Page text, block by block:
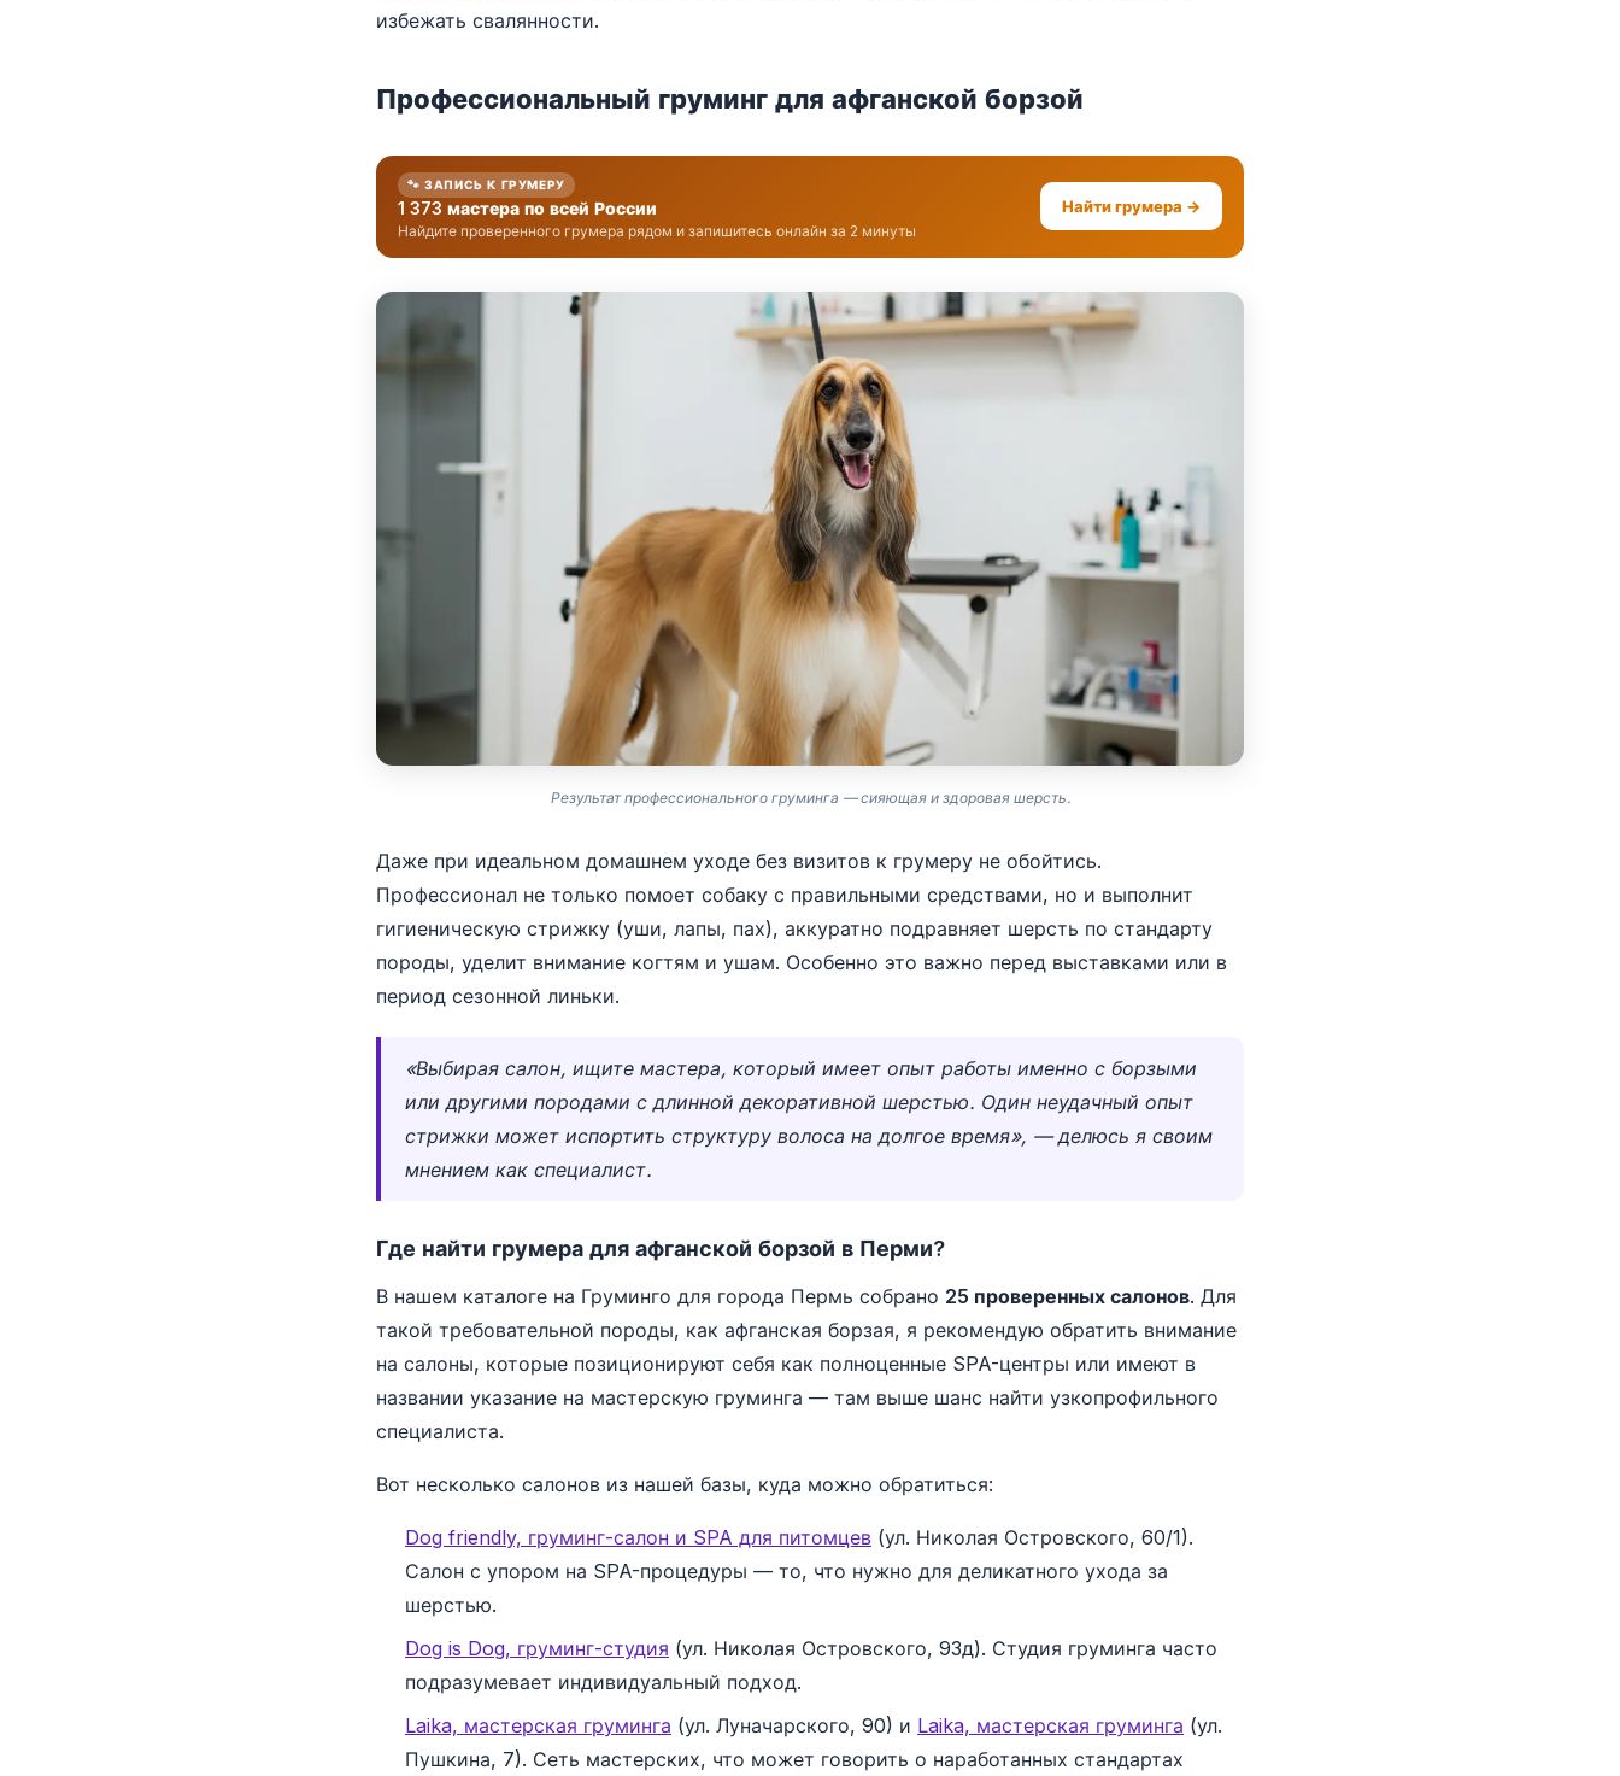
избежать свалянности.
Профессиональный груминг для афганской борзой
🐾 ЗАПИСЬ К ГРУМЕРУ
1 373 мастера по всей России
Найдите проверенного грумера рядом и запишитесь онлайн за 2 минуты
Найти грумера →
Результат профессионального груминга — сияющая и здоровая шерсть.
Даже при идеальном домашнем уходе без визитов к грумеру не обойтись.
Профессионал не только помоет собаку с правильными средствами, но и выполнит
гигиеническую стрижку (уши, лапы, пах), аккуратно подравняет шерсть по стандарту
породы, уделит внимание когтям и ушам. Особенно это важно перед выставками или в
период сезонной линьки.
«Выбирая салон, ищите мастера, который имеет опыт работы именно с борзыми
или другими породами с длинной декоративной шерстью. Один неудачный опыт
стрижки может испортить структуру волоса на долгое время», — делюсь я своим
мнением как специалист.
Где найти грумера для афганской борзой в Перми?
В нашем каталоге на Груминго для города Пермь собрано 25 проверенных салонов. Для
такой требовательной породы, как афганская борзая, я рекомендую обратить внимание
на салоны, которые позиционируют себя как полноценные SPA-центры или имеют в
названии указание на мастерскую груминга — там выше шанс найти узкопрофильного
специалиста.
Вот несколько салонов из нашей базы, куда можно обратиться:
Dog friendly, груминг-салон и SPA для питомцев (ул. Николая Островского, 60/1).
Салон с упором на SPA-процедуры — то, что нужно для деликатного ухода за
шерстью.
Dog is Dog, груминг-студия (ул. Николая Островского, 93д). Студия груминга часто
подразумевает индивидуальный подход.
Laika, мастерская груминга (ул. Луначарского, 90) и Laika, мастерская груминга (ул.
Пушкина, 7). Сеть мастерских, что может говорить о наработанных стандартах